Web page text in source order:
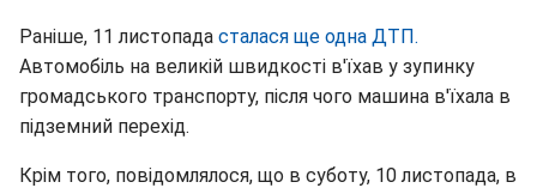
Раніше, 11 листопада сталася ще одна ДТП.
Автомобіль на великій швидкості в'їхав у зупинку
громадського транспорту, після чого машина в'їхала в
підземний перехід.
Крім того, повідомлялося, що в суботу, 10 листопада, в